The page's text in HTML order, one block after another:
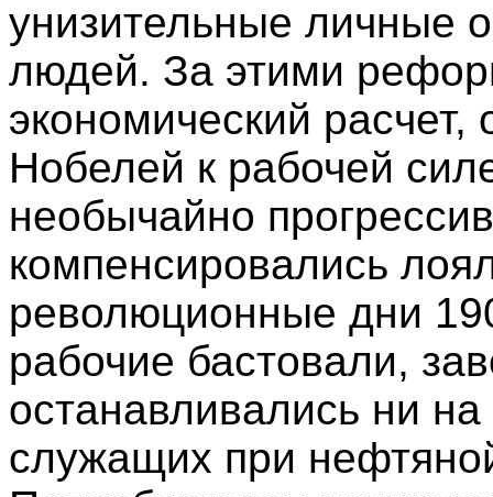
унизительные личные
людей. За этими
экономический
Нобелей к рабочей
необычайно
компенсировались
революционные дни
рабочие бастовали,
останавливались ни
служащих при